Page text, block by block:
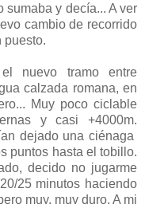
sumaba y decía... A ver
cambio de recorrido
puesto.
nuevo tramo entre
calzada romana, en
Muy poco ciclable
y casi +4000m.
dejado una ciénaga
puntos hasta el tobillo.
decido no jugarme
25 minutos haciendo
muy, muy duro. A mi